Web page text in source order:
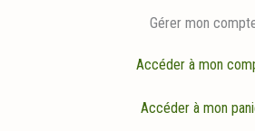
Gérer mon
Accéder à mon
Accéder à mon